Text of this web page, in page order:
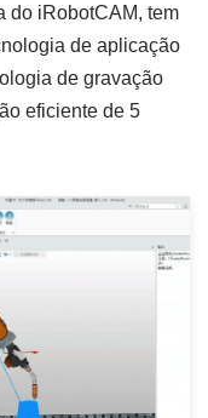
do iRobotCAM, tem
de aplicação
de gravação
eficiente de 5